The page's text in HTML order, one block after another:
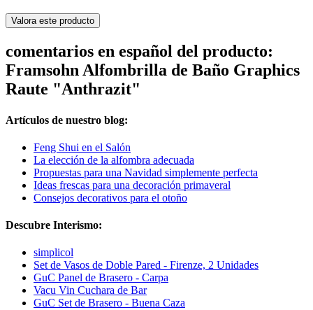
Valora este producto
comentarios en español del producto:
Framsohn Alfombrilla de Baño Graphics
Raute "Anthrazit"
Artículos de nuestro blog:
Feng Shui en el Salón
La elección de la alfombra adecuada
Propuestas para una Navidad simplemente perfecta
Ideas frescas para una decoración primaveral
Consejos decorativos para el otoño
Descubre Interismo:
simplicol
Set de Vasos de Doble Pared - Firenze, 2 Unidades
GuC Panel de Brasero - Carpa
Vacu Vin Cuchara de Bar
GuC Set de Brasero - Buena Caza